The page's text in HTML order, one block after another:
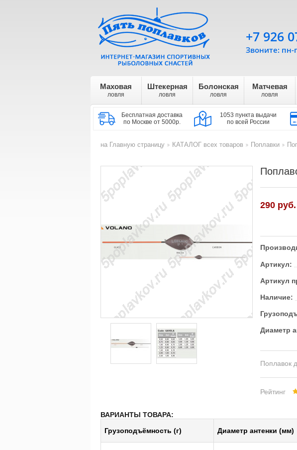
Маховая
ловля
Штекерная
ловля
Болонская
ловля
Матчевая
ловля
Бесплатная доставка
по Москве от 5000р.
1053 пункта выдачи
по всей России
+7 926
Звоните: пн-
на Главную страницу
КАТАЛОГ всех товаров
Поплавки
290 руб.
Артикул:
Артикул
Наличие:
Диаметр
Поплавок
Рейтинг
ВАРИАНТЫ ТОВАРА:
Грузоподъёмность (г)
Диаметр антенки (мм)